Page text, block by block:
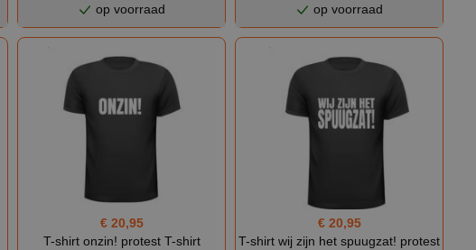
op voorraad
op voorraad
€ 20,95
T-shirt onzin! protest T-shirt
€ 20,95
T-shirt wij zijn het spuugzat! protest